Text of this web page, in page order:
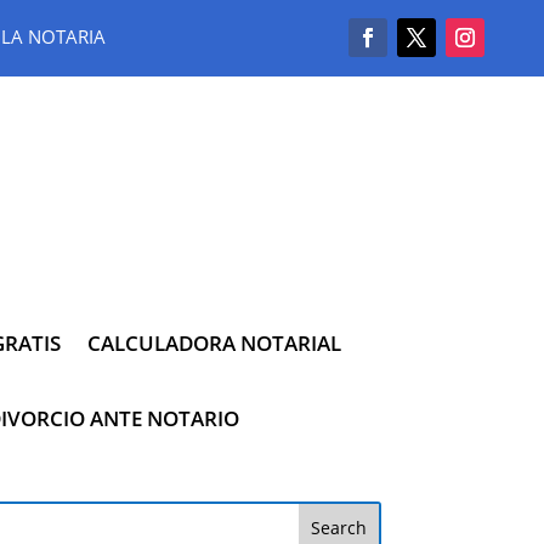
LA NOTARIA
CALCULADORA NOTARIAL
ANTE NOTARIO